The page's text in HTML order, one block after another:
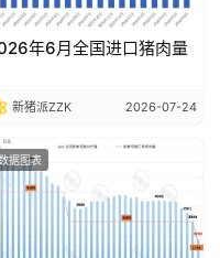
年6月全国进口猪肉量
新猪派ZZK 2026-07-24
据图表